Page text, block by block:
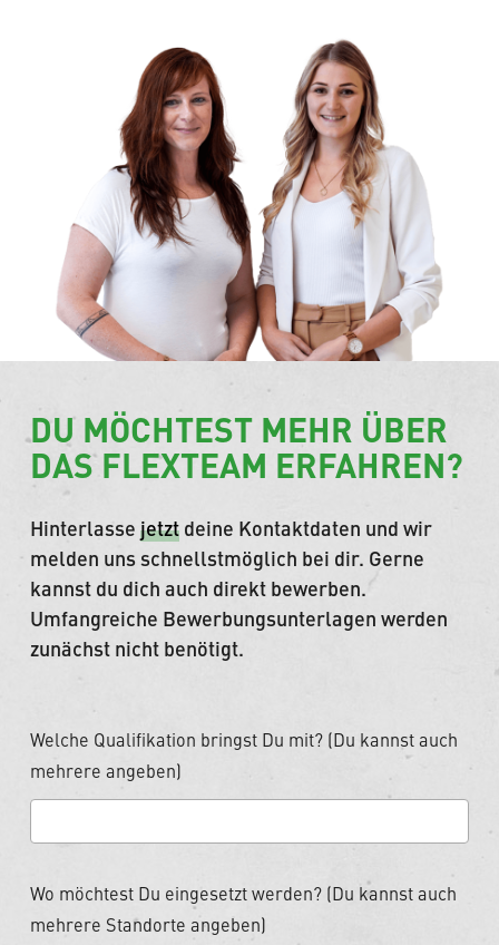
DU MÖCHTEST MEHR ÜBER
DAS FLEXTEAM ERFAHREN?
Hinterlassejetzt deine Kontaktdaten und wir
melden uns schnellstmöglich bei dir. Gerne
kannst du dich auch direkt bewerben.
Umfangreiche Bewerbungsunterlagen werden
zunächst nicht benötigt.
Welche Qualifikation bringst Du mit? (Du kannst auch
mehrere angeben)
Wo möchtest Du eingesetzt werden? (Du kannst auch
mehrere Standorte angeben)